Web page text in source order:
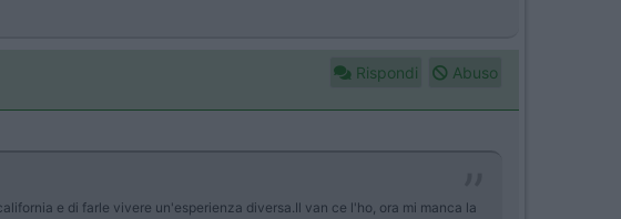
Rispondi Abuso
e di farle vivere un'esperienza diversa.Il van ce l'ho, ora mi manca la